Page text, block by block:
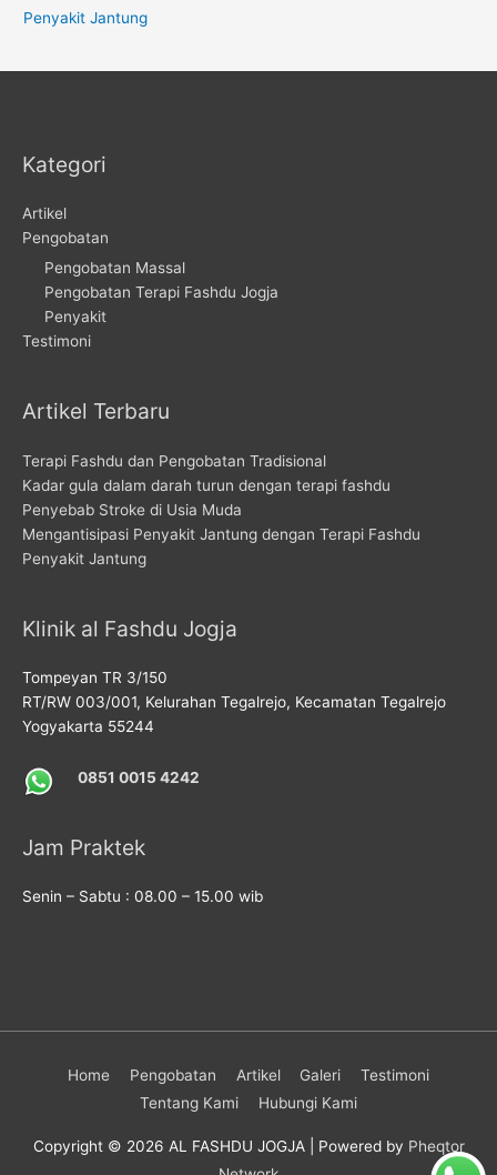
Penyakit Jantung
Kategori
Artikel
Pengobatan
Pengobatan Massal
Pengobatan Terapi Fashdu Jogja
Penyakit
Testimoni
Artikel Terbaru
Terapi Fashdu dan Pengobatan Tradisional
Kadar gula dalam darah turun dengan terapi fashdu
Penyebab Stroke di Usia Muda
Mengantisipasi Penyakit Jantung dengan Terapi Fashdu
Penyakit Jantung
Klinik al Fashdu Jogja
Tompeyan TR 3/150
RT/RW 003/001, Kelurahan Tegalrejo, Kecamatan Tegalrejo
Yogyakarta 55244
0851 0015 4242
Jam Praktek
Senin – Sabtu : 08.00 – 15.00 wib
Home Pengobatan Artikel Galeri
Testimoni
Tentang Kami
Hubungi Kami
Copyright © 2026 AL FASHDU JOGJA| Powered by Pheqtor